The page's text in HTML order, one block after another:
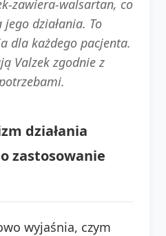
zawiera-walsartan, co
działania. To
dla każdego pacjenta.
Valzek zgodnie z
działania
zastosowanie
wyjaśnia, czym